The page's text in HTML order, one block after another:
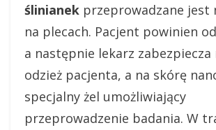
ślinianek przeprowadzane jest
na plecach. Pacjent powinien
a następnie lekarz zabezpiecza
odzież pacjenta, a na skórę
specjalny żel umożliwiający
przeprowadzenie badania. W